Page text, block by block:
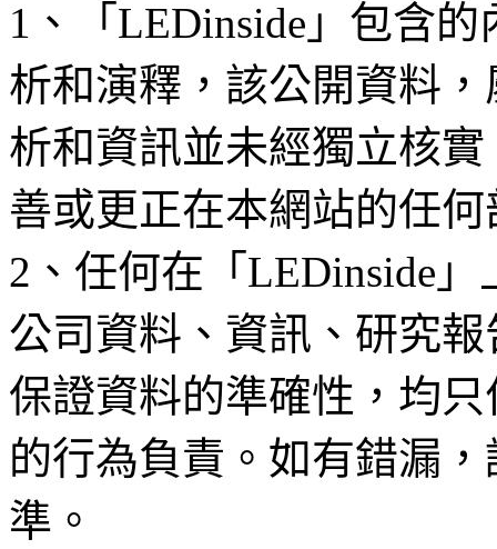
1、「LEDinside」包含
析和演釋，該公開資料
析和資訊並未經獨立核
善或更正在本網站的任
2、任何在「LEDinside
公司資料、資訊、研究
保證資料的準確性，均
的行為負責。如有錯漏
準。